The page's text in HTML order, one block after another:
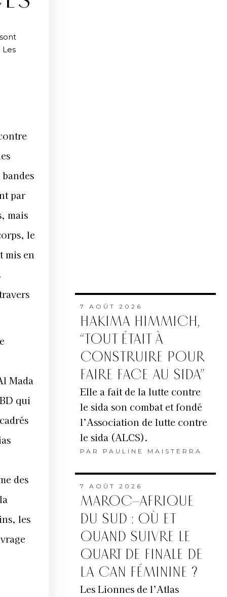
Les
par
mais
le
mis en
Mada
qui
des
les
7 AOÛT 2026
HAKIMA HIMMICH,
“TOUT ÉTAIT À
CONSTRUIRE POUR
FAIRE FACE AU SIDA”
Elle a fait de la lutte contre
le sida son combat et fondé
l’Association de lutte contre
le sida (ALCS).
PAR PAULINE MAISTERRA
7 AOÛT 2026
MAROC–AFRIQUE
DU SUD : OÙ ET
QUAND SUIVRE LE
QUART DE FINALE DE
LA CAN FÉMININE ?
Les Lionnes de l’Atlas